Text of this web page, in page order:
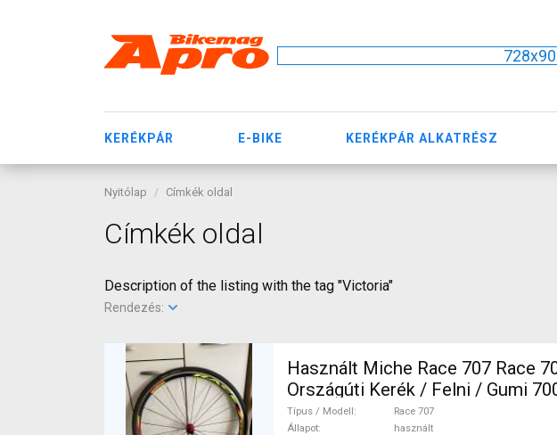
728x90
KERÉKPÁR E-BIKE KERÉKPÁR ALKATRÉSZ
Nyitólap Címkék oldal
Címkék oldal
Description of the listing with the tag "Victoria"
Rendezés:
Használt Miche Race 707 Race
Országúti Kerék / Felni /
Típus / Modell
Race 707
Állapot
használt